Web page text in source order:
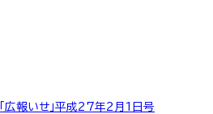
「広報いせ」平成27年2月1日号